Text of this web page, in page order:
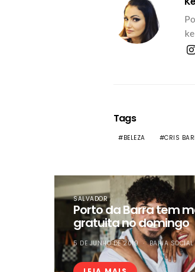
Tags
BELEZA CRIS
SALVADOR
Porto da Barra tem
gratuita no domingo
5 DE JUNHO DE 2019 BAHIA